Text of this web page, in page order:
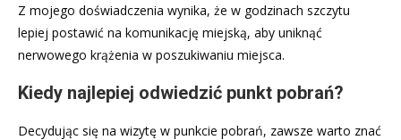
Z mojego doświadczenia wynika, że w godzinach szczytu
lepiej postawić na komunikację miejską, aby uniknąć
nerwowego krążenia w poszukiwaniu miejsca.
Kiedy najlepiej odwiedzić punkt pobrań?
Decydując się na wizytę w punkcie pobrań, zawsze warto znać